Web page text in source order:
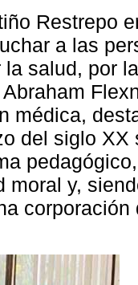
Restrepo
a las
la salud, por
médica,
del siglo
moral y,